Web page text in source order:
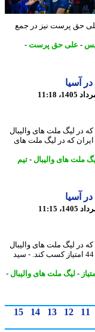
پرست نیز در جمع
علی حق پرست -
ملت های والیبال
که در لیگ ملت های
های والیبال-تیم
ملت های والیبال
ایران به میدان رفت، در مجموع موفق شد 44 امتیاز کسب کند. - سید
-لیگ ملت های والیبال-
12
13
14
15